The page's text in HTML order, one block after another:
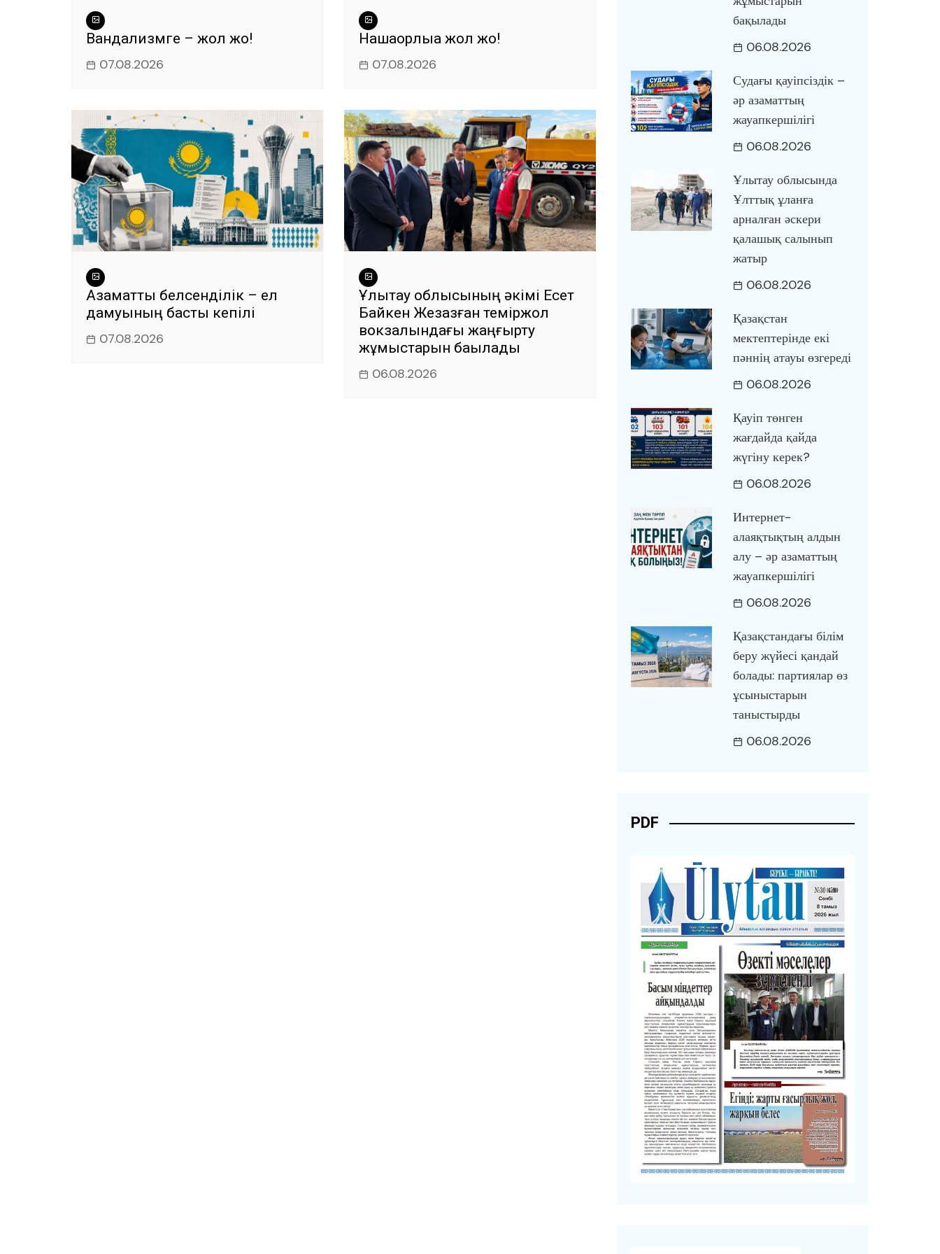
Вандализмге – жол жоқ!
07.08.2026
Нашақорлыққа жол жоқ!
07.08.2026
Азаматтық белсенділік – ел
дамуының басты кепілі
07.08.2026
Ұлытау облысының әкімі Есет
Байкен Жезқазған теміржол
вокзалындағы жаңғырту
жұмыстарын бақылады
06.08.2026
бақылады
06.08.2026
Судағы қауіпсіздік –
әр азаматтың
жауапкершілігі
06.08.2026
Ұлытау облысында
Ұлттық ұланға
арналған әскери
қалашық салынып
жатыр
06.08.2026
Қазақстан
мектептерінде екі
пәннің атауы өзгереді
06.08.2026
Қауіп төнген
жағдайда қайда
жүгіну керек?
06.08.2026
Интернет-
алаяқтықтың алдын
алу – әр азаматтың
жауапкершілігі
06.08.2026
Қазақстандағы білім
беру жүйесі қандай
болады: партиялар өз
ұсыныстарын
таныстырды
06.08.2026
PDF